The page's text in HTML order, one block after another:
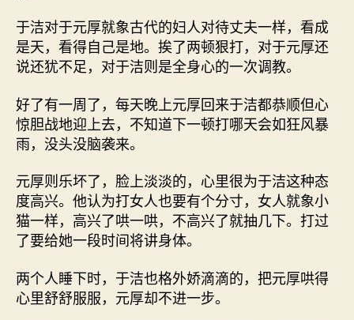
于洁对于元厚就象古代的妇人对待丈夫一样，看成
是天，看得自己是地。挨了两顿狠打，对于元厚还
说还犹不足，对于洁则是全身心的一次调教。
好了有一周了，每天晚上元厚回来于洁都恭顺但心
惊胆战地迎上去，不知道下一顿打哪天会如狂风暴
雨，没头没脑袭来。
元厚则乐坏了，脸上淡淡的，心里很为于洁这种态
度高兴。他认为打女人也要有个分寸，女人就象小
猫一样，高兴了哄一哄，不高兴了就抽几下。打过
了要给她一段时间将讲身体。
两个人睡下时，于洁也格外娇滴滴的，把元厚哄得
心里舒舒服服，元厚却不进一步。